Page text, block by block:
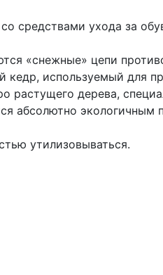
средствами ухода за
«снежные» цепи
кедр, используемый для
растущего дерева,
абсолютно экологичным
утилизовываться.